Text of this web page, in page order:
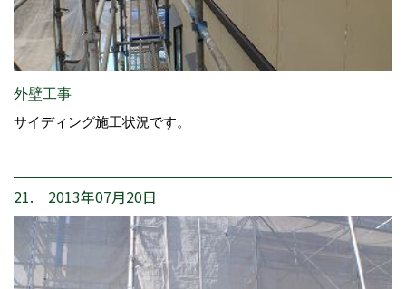
外壁工事
サイディング施工状況です。
21. 2013年07月20日